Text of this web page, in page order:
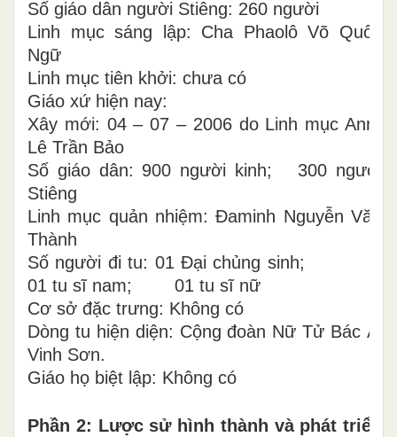
Số giáo dân người Stiêng: 260 người
Linh mục sáng lập: Cha Phaolô Võ Quốc
Ngữ
Linh mục tiên khởi: chưa có
Giáo xứ hiện nay:
Xây mới: 04 – 07 – 2006 do Linh mục Anrê
Lê Trần Bảo
Số giáo dân: 900 người kinh; 300 người
Stiêng
Linh mục quản nhiệm: Đaminh Nguyễn Văn
Thành
Số người đi tu: 01 Đại chủng sinh;
01 tu sĩ nam; 01 tu sĩ nữ
Cơ sở đặc trưng: Không có
Dòng tu hiện diện: Cộng đoàn Nữ Tử Bác Ái
Vinh Sơn.
Giáo họ biệt lập: Không có
Phần 2: Lược sử hình thành và phát triển